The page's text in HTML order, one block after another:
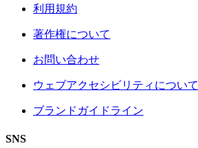
利用規約
著作権について
お問い合わせ
ウェブアクセシビリティについて
ブランドガイドライン
SNS